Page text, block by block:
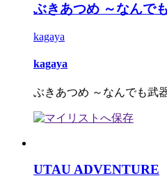
ぶきあつめ ～なんで
kagaya
kagaya
ぶきあつめ ～なんでも武
UTAU ADVENTURE